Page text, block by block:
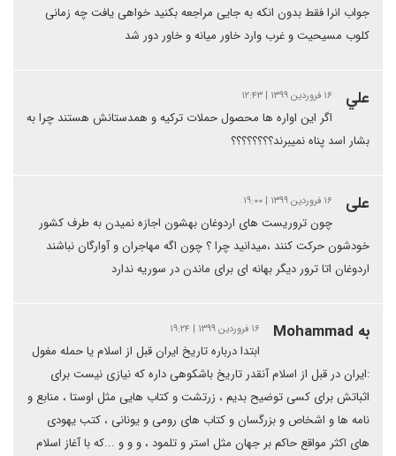
جواب انرا فقط بدون انکه به جایی مراجعه بکنید خواهی یافت چه زمانی
کلوب مسیحیت و غرب وارد خاور میانه و خاور دور شد
علي ۱۶ فروردین ۱۳۹۹ | ۱۲:۴۳
اگر این اواره ها محصول حملات ترکیه و همدستانش هستند چرا به
بشار اسد پناه نمیبرند؟؟؟؟؟؟؟؟
علی ۱۶ فروردین ۱۳۹۹ | ۱۹:۰۰
چون تروریست های اردوغان بهشون اجازه نمیدن به طرف کشور
خودشون حرکت کنند ،میدانید چرا ؟ چون اگه مهاجران و آوارگان نباشند
اردوغان اتا ترور دیگر بهانه ای برای ماندن در سوریه ندارد
به Mohammad ۱۶ فروردین ۱۳۹۹ | ۱۹:۲۴
ابتدا درباره تاریخ ایران قبل از اسلام یا حمله مغول
:ایران در قبل از اسلام آنقدر تاریخ باشکوهی داره که نیازی نیست برای
اثباتش برای کسی توضیح بدیم ، زرتشت و کتاب هایی مثل اوستا ، منابع و
نامه ها و اشخاص و بزرگسان و کتاب های رومی و یونانی ، کتب یهودی
های اکثر مواقع حاکم بر جهان مثل استر و تلمود ، و و و ...که با آغاز اسلام